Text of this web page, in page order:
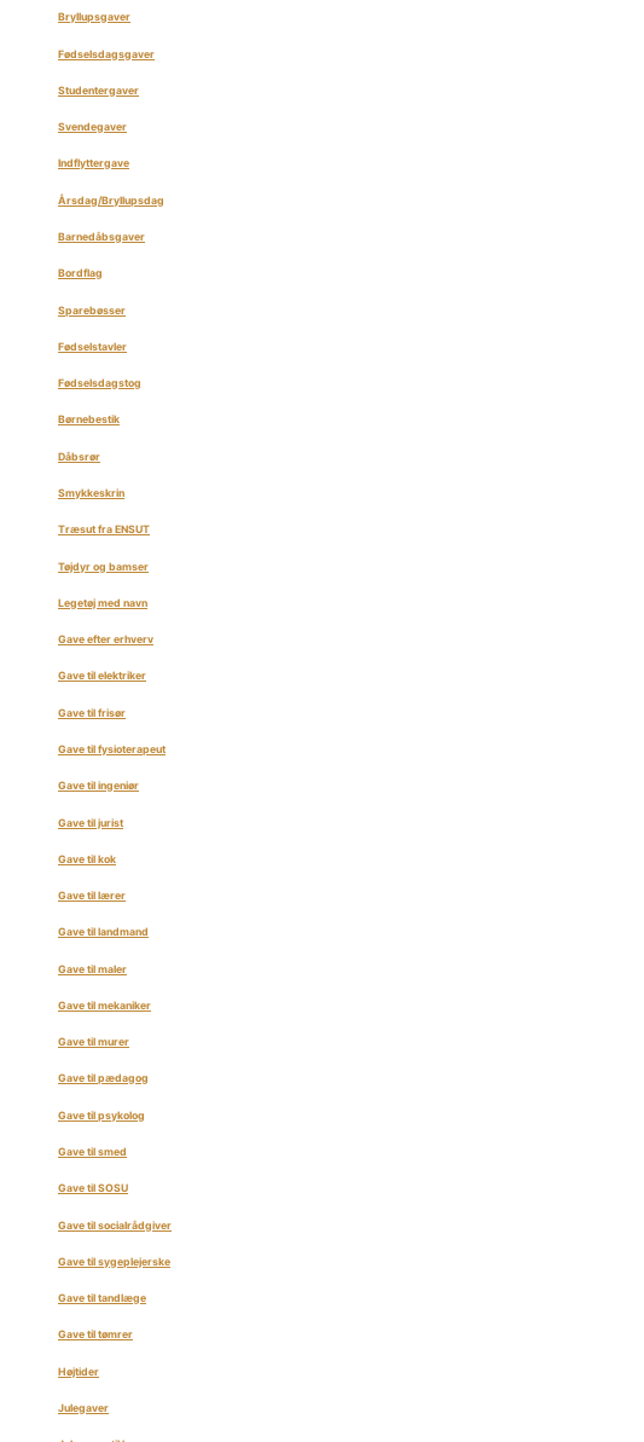
Bryllupsgaver
Fødselsdagsgaver
Studentergaver
Svendegaver
Indflyttergave
Årsdag/Bryllupsdag
Barnedåbsgaver
Bordflag
Sparebøsser
Fødselstavler
Fødselsdagstog
Børnebestik
Dåbsrør
Smykkeskrin
Træsut fra ENSUT
Tøjdyr og bamser
Legetøj med navn
Gave efter erhverv
Gave til elektriker
Gave til frisør
Gave til fysioterapeut
Gave til ingeniør
Gave til jurist
Gave til kok
Gave til lærer
Gave til landmand
Gave til maler
Gave til mekaniker
Gave til murer
Gave til pædagog
Gave til psykolog
Gave til smed
Gave til SOSU
Gave til socialrådgiver
Gave til sygeplejerske
Gave til tandlæge
Gave til tømrer
Højtider
Julegaver